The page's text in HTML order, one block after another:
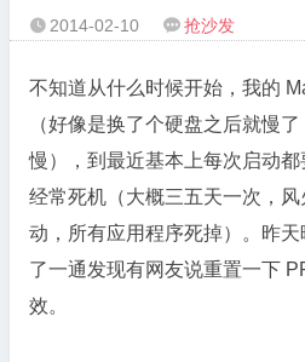
 2014-02-10  抢沙发
不知道从什么时候开始，我的
（好像是换了个硬盘之后就慢
慢），到最近基本上每次启动
经常死机（大概三五天一次，
动，所有应用程序死掉）。昨
了一通发现有网友说重置一下
效。